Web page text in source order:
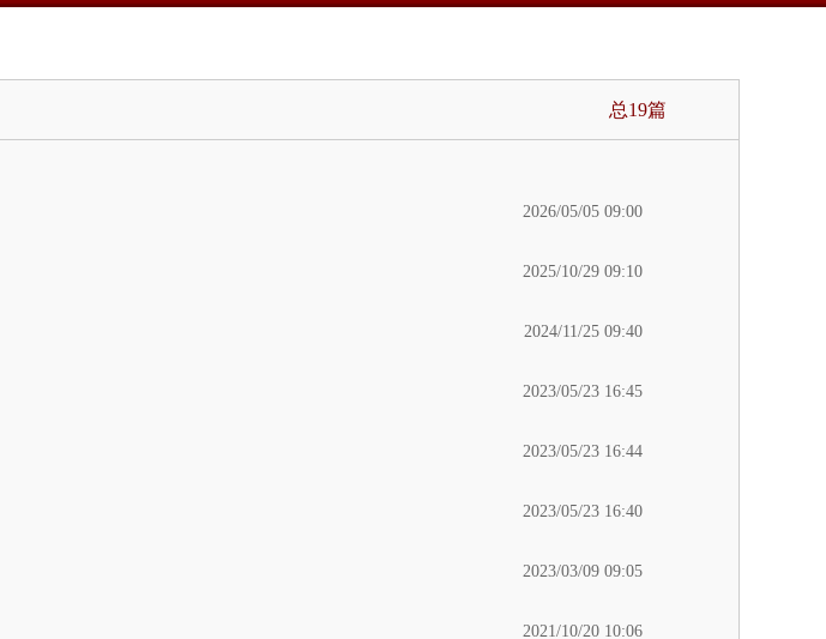
总19篇
2026/05/05 09:00
2025/10/29 09:10
2024/11/25 09:40
2023/05/23 16:45
2023/05/23 16:44
2023/05/23 16:40
2023/03/09 09:05
2021/10/20 10:06